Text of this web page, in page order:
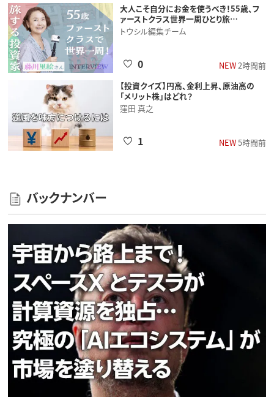
大人こそ自分にお金を使うべき！55歳、フ
ァーストクラス世界一周ひとり旅…
トウシル編集チーム
NEW2時間前
0
【投資クイズ】円高、金利上昇、原油高の
「メリット株」はどれ？
窪田 真之
NEW5時間前
1
バックナンバー